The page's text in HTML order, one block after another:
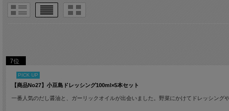
7位
PICK UP
【商品No27】小豆島ドレッシング100ml×5本セット
一番人気のだし醤油と、ガーリックオイルが出会いました。野菜にかけてドレッシン